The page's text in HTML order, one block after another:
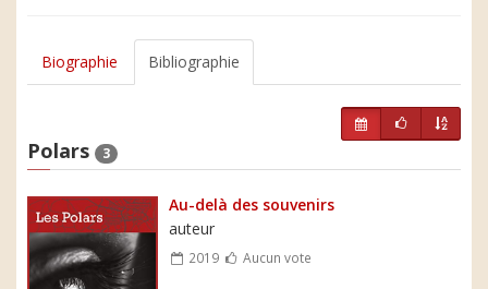
Biographie Bibliographie
Polars 3
Au-delà des souvenirs
auteur
2019 Aucun vote